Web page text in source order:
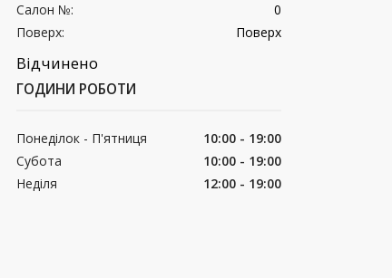
Салон №:
0
Поверх:
Поверх
Відчинено
ГОДИНИ РОБОТИ
Понеділок - П'ятниця
10:00 - 19:00
Субота
10:00 - 19:00
Неділя
12:00 - 19:00